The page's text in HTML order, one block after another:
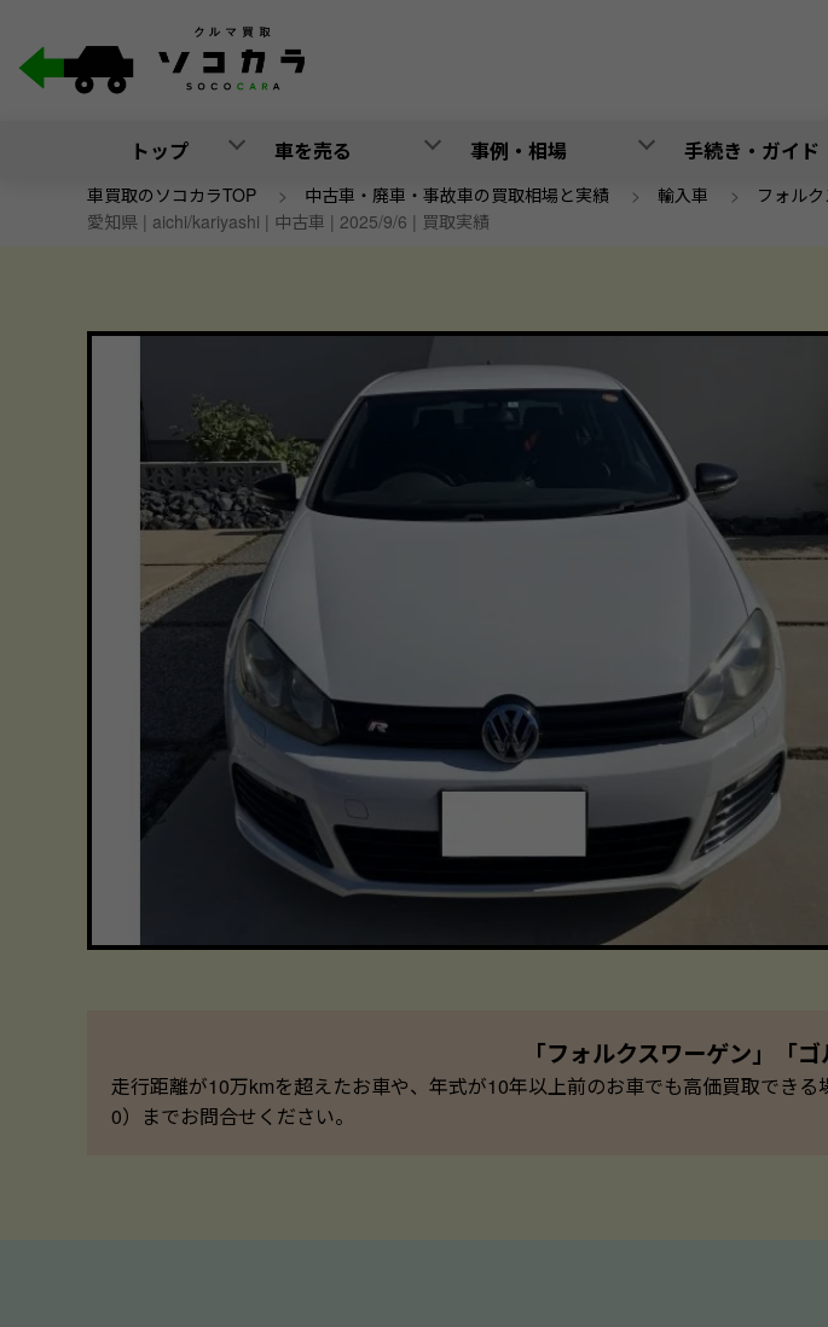
トップ 車を売る 事例・相場 手続き・ガイド
車買取のソコカラTOP > 中古車・廃車・事故車の買取相場と実績 > 輸入車 > フォル
愛知県 | aichi/kariyashi | 中古車 | 2025/9/6 | 買取実績
「フォルクスワーゲン」「
走行距離が10万kmを超えたお車や、年式が10年以上前のお車でも高価買取でき
0）までお問合せください。